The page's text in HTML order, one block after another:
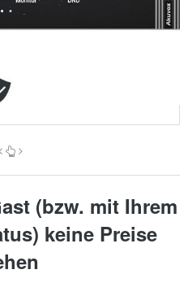
(bzw. mit Ihrem
keine Preise